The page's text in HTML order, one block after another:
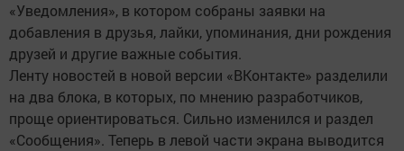
«Уведомления», в котором собраны заявки на
добавления в друзья, лайки, упоминания, дни рождения
друзей и другие важные события.
Ленту новостей в новой версии «ВКонтакте» разделили
на два блока, в которых, по мнению разработчиков,
проще ориентироваться. Сильно изменился и раздел
«Сообщения». Теперь в левой части экрана выводится